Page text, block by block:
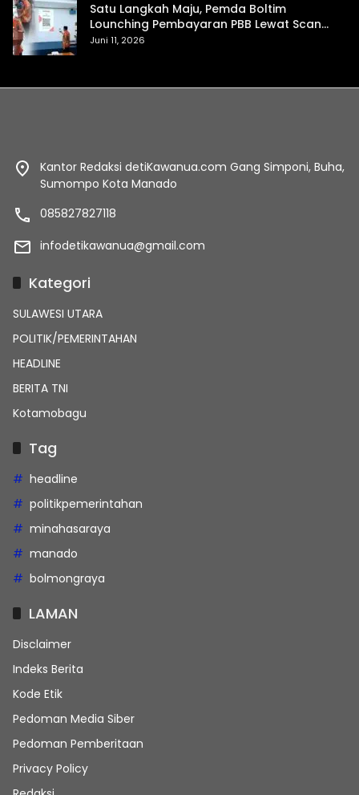
Satu Langkah Maju, Pemda Boltim
Lounching Pembayaran PBB Lewat Scan
Qris
Juni 11, 2026
Kantor Redaksi detiKawanua.com Gang Simponi, Buha,
Sumompo Kota Manado
085827827118
infodetikawanua@gmail.com
Kategori
SULAWESI UTARA
POLITIK/PEMERINTAHAN
HEADLINE
BERITA TNI
Kotamobagu
Tag
headline
politikpemerintahan
minahasaraya
manado
bolmongraya
LAMAN
Disclaimer
Indeks Berita
Kode Etik
Pedoman Media Siber
Pedoman Pemberitaan
Privacy Policy